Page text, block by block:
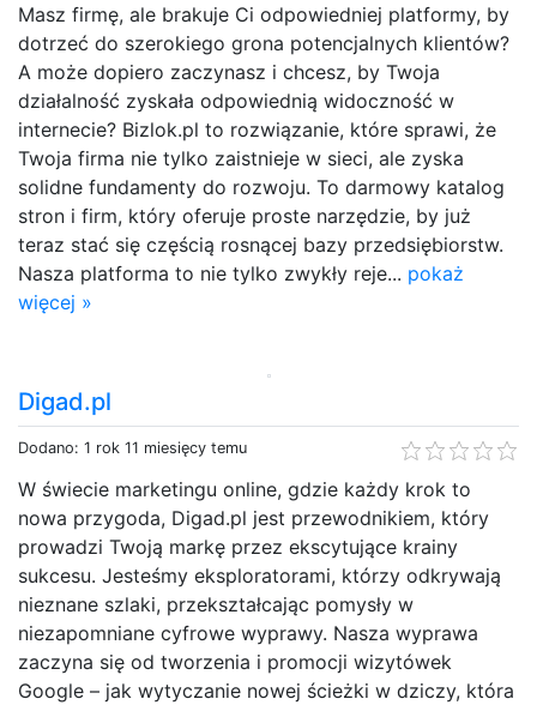
Masz firmę, ale brakuje Ci odpowiedniej platformy, by
dotrzeć do szerokiego grona potencjalnych klientów?
A może dopiero zaczynasz i chcesz, by Twoja
działalność zyskała odpowiednią widoczność w
internecie? Bizlok.pl to rozwiązanie, które sprawi, że
Twoja firma nie tylko zaistnieje w sieci, ale zyska
solidne fundamenty do rozwoju. To darmowy katalog
stron i firm, który oferuje proste narzędzie, by już
teraz stać się częścią rosnącej bazy przedsiębiorstw.
Nasza platforma to nie tylko zwykły reje... pokaż
więcej »
Digad.pl
Dodano: 1 rok 11 miesięcy temu
W świecie marketingu online, gdzie każdy krok to
nowa przygoda, Digad.pl jest przewodnikiem, który
prowadzi Twoją markę przez ekscytujące krainy
sukcesu. Jesteśmy eksploratorami, którzy odkrywają
nieznane szlaki, przekształcając pomysły w
niezapomniane cyfrowe wyprawy. Nasza wyprawa
zaczyna się od tworzenia i promocji wizytówek
Google – jak wytyczanie nowej ścieżki w dziczy, która